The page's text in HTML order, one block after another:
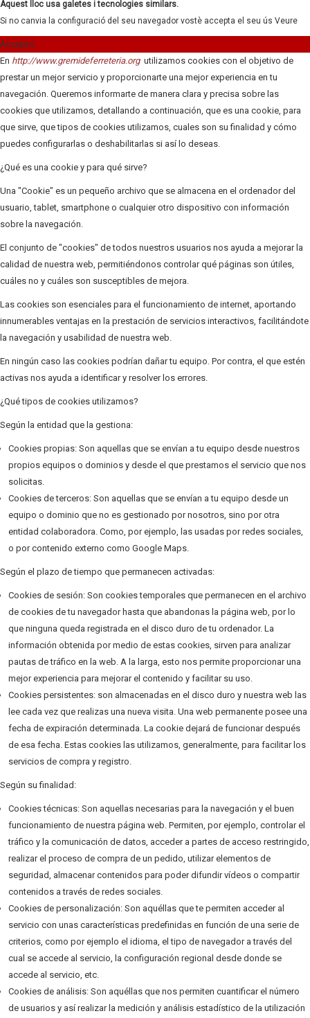
Aquest lloc usa galetes i tecnologies similars.
Si no canvia la configuració del seu navegador vostè accepta el seu ús Veure
Accepto
En http://www.gremideferreteria.org utilizamos cookies con el objetivo de
prestar un mejor servicio y proporcionarte una mejor experiencia en tu
navegación. Queremos informarte de manera clara y precisa sobre las
cookies que utilizamos, detallando a continuación, que es una cookie, para
que sirve, que tipos de cookies utilizamos, cuales son su finalidad y cómo
puedes configurarlas o deshabilitarlas si así lo deseas.
¿Qué es una cookie y para qué sirve?
Una "Cookie" es un pequeño archivo que se almacena en el ordenador del
usuario, tablet, smartphone o cualquier otro dispositivo con información
sobre la navegación.
El conjunto de "cookies" de todos nuestros usuarios nos ayuda a mejorar la
calidad de nuestra web, permitiéndonos controlar qué páginas son útiles,
cuáles no y cuáles son susceptibles de mejora.
Las cookies son esenciales para el funcionamiento de internet, aportando
innumerables ventajas en la prestación de servicios interactivos, facilitándote
la navegación y usabilidad de nuestra web.
En ningún caso las cookies podrían dañar tu equipo. Por contra, el que estén
activas nos ayuda a identificar y resolver los errores.
¿Qué tipos de cookies utilizamos?
Según la entidad que la gestiona:
Cookies propias: Son aquellas que se envían a tu equipo desde nuestros
propios equipos o dominios y desde el que prestamos el servicio que nos
solicitas.
Cookies de terceros: Son aquellas que se envían a tu equipo desde un
equipo o dominio que no es gestionado por nosotros, sino por otra
entidad colaboradora. Como, por ejemplo, las usadas por redes sociales,
o por contenido externo como Google Maps.
Según el plazo de tiempo que permanecen activadas:
Cookies de sesión: Son cookies temporales que permanecen en el archivo
de cookies de tu navegador hasta que abandonas la página web, por lo
que ninguna queda registrada en el disco duro de tu ordenador. La
información obtenida por medio de estas cookies, sirven para analizar
pautas de tráfico en la web. A la larga, esto nos permite proporcionar una
mejor experiencia para mejorar el contenido y facilitar su uso.
Cookies persistentes: son almacenadas en el disco duro y nuestra web las
lee cada vez que realizas una nueva visita. Una web permanente posee una
fecha de expiración determinada. La cookie dejará de funcionar después
de esa fecha. Estas cookies las utilizamos, generalmente, para facilitar los
servicios de compra y registro.
Según su finalidad:
Cookies técnicas: Son aquellas necesarias para la navegación y el buen
funcionamiento de nuestra página web. Permiten, por ejemplo, controlar el
tráfico y la comunicación de datos, acceder a partes de acceso restringido,
realizar el proceso de compra de un pedido, utilizar elementos de
seguridad, almacenar contenidos para poder difundir vídeos o compartir
contenidos a través de redes sociales.
Cookies de personalización: Son aquéllas que te permiten acceder al
servicio con unas características predefinidas en función de una serie de
criterios, como por ejemplo el idioma, el tipo de navegador a través del
cual se accede al servicio, la configuración regional desde donde se
accede al servicio, etc.
Cookies de análisis: Son aquéllas que nos permiten cuantificar el número
de usuarios y así realizar la medición y análisis estadístico de la utilización